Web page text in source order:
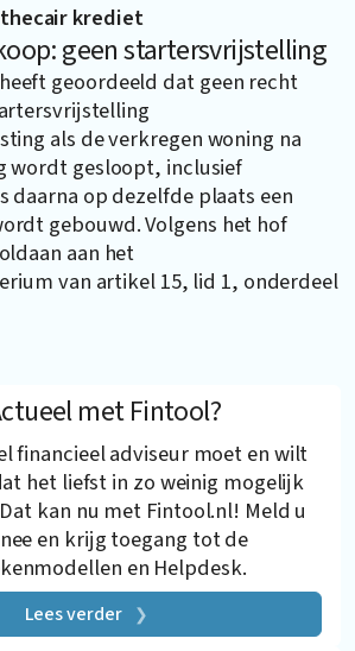
krediet
geen startersvrijstelling
geoordeeld dat geen recht
als de verkregen woning na
wordt gesloopt, inclusief
daarna op dezelfde plaats een
gebouwd. Volgens het hof
aan het
van artikel 15, lid 1, onderdeel
met Fintool?
financieel adviseur moet en wilt
het liefst in zo weinig mogelijk
kan nu met Fintool.nl! Meld u
en krijg toegang tot de
en Helpdesk.
Lees verder